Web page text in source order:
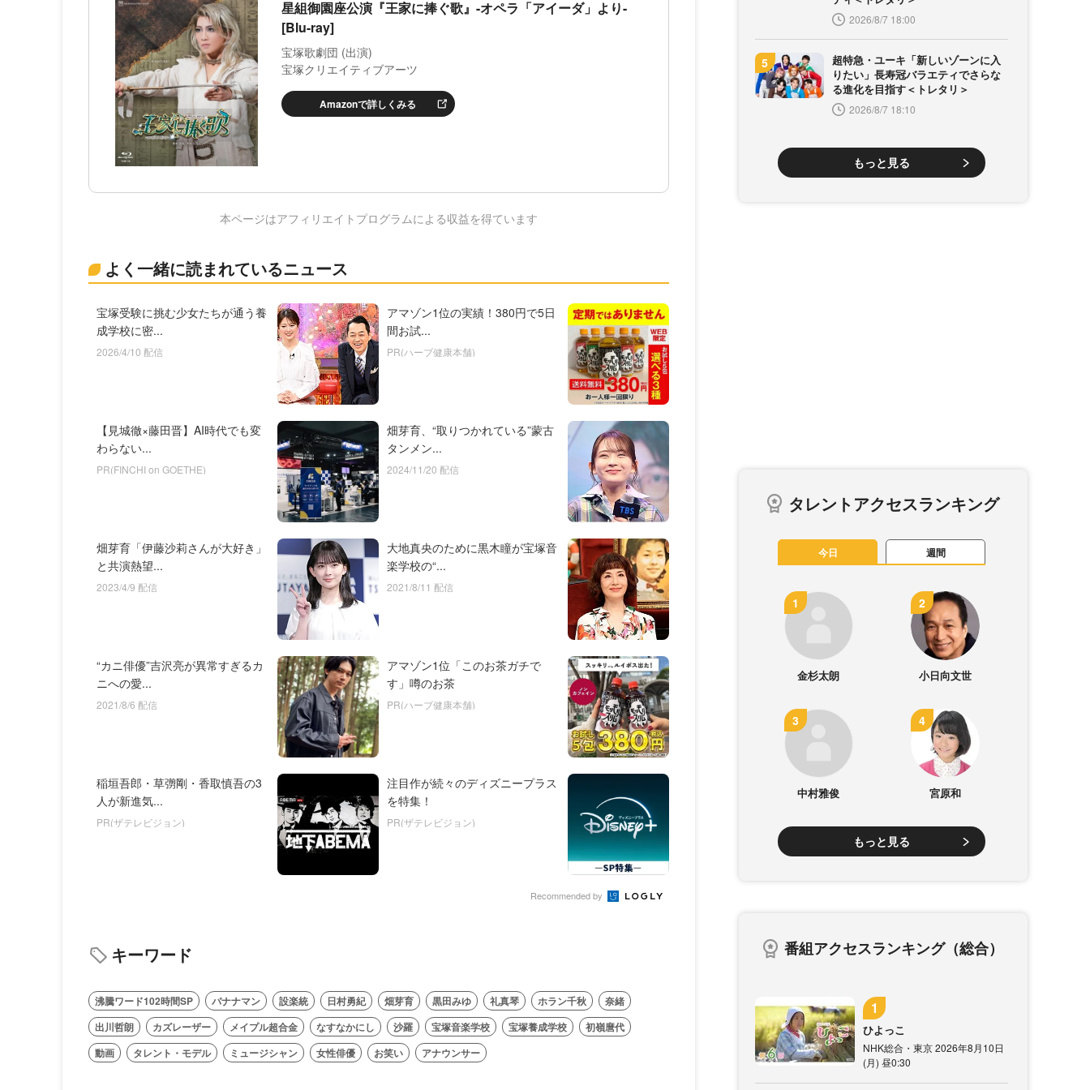
星組御園座公演『王家に捧ぐ歌』-オペラ「アイーダ」より-
[Blu-ray]
宝塚歌劇団 (出演)
宝塚クリエイティブアーツ
Amazonで詳しくみる
本ページはアフィリエイトプログラムによる収益を得ています
よく一緒に読まれているニュース
宝塚受験に挑む少女たちが通う養
成学校に密...
2026/4/10 配信
アマゾン1位の実績！380円で5日
間お試...
PR(ハーブ健康本舗)
【見城徹×藤田晋】AI時代でも変
わらない...
PR(FINCHI on GOETHE)
畑芽育、“取りつかれている”蒙古
タンメン...
2024/11/20 配信
畑芽育「伊藤沙莉さんが大好き」
と共演熱望...
2023/4/9 配信
大地真央のために黒木瞳が宝塚音
楽学校の“...
2021/8/11 配信
“カニ俳優”吉沢亮が異常すぎるカ
ニへの愛...
2021/8/6 配信
アマゾン1位「このお茶ガチで
す」噂のお茶
PR(ハーブ健康本舗)
稲垣吾郎・草彅剛・香取慎吾の3
人が新進気...
PR(ザテレビジョン)
注目作が続々のディズニープラス
を特集！
PR(ザテレビジョン)
Recommended by
キーワード
沸騰ワード102時間SP バナナマン 設楽統 日村勇紀 畑芽育 黒田みゆ 礼真琴 ホラン千秋
奈緒
出川哲朗
カズレーザー メイプル超合金 なすなかにし 沙羅 宝塚音楽学校 宝塚養成学校
初嶺麿代
動画
タレント・モデル ミュージシャン 女性俳優 お笑い アナウンサー
2026/8/7 18:00
超特急・ユーキ「新しいゾーンに入
りたい」長寿冠バラエティでさらな
る進化を目指す＜トレタリ＞
2026/8/7 18:10
もっと見る
タレントアクセスランキング
今日 週間
金杉太朗 小日向文世
中村雅俊 宮原和
もっと見る
番組アクセスランキング（総合）
ひよっこ
NHK総合・東京 2026年8月10日
(月) 昼0:30